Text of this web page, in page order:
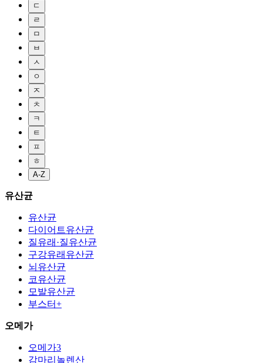
ㄷ
ㄹ
ㅁ
ㅂ
ㅅ
ㅇ
ㅈ
ㅊ
ㅋ
ㅌ
ㅍ
ㅎ
A-Z
유산균
유산균
다이어트유산균
질유래·질유산균
구강유래유산균
뇌유산균
코유산균
모발유산균
부스터+
오메가
오메가3
감마리놀렌산